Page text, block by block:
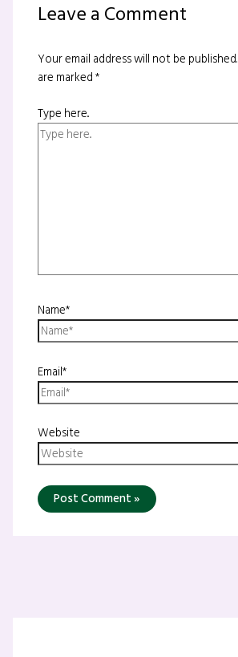
Leave a Comment
Your email address will not be published.
are marked*
Type here..
Name*
Email*
Website